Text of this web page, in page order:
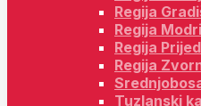
Regija
Regija
Regija
Regija
Tuzlanski